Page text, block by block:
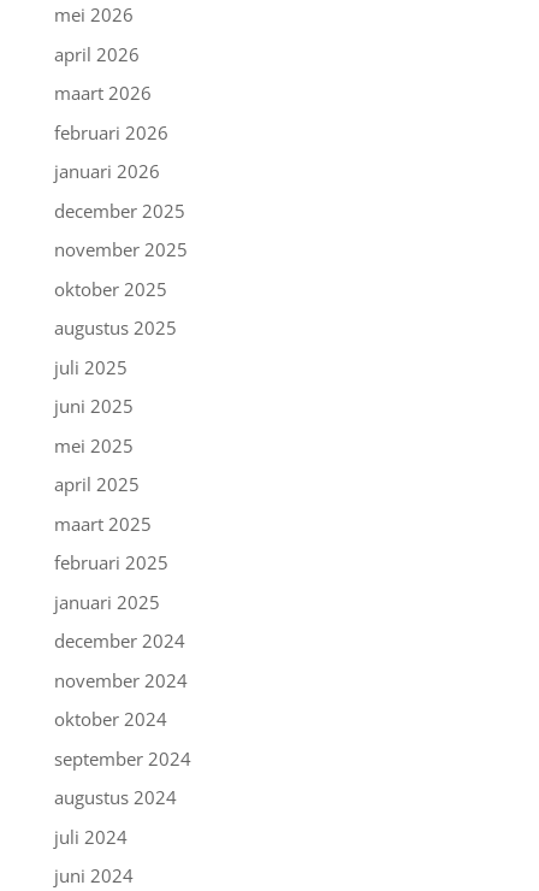
mei 2026
april 2026
maart 2026
februari 2026
januari 2026
december 2025
november 2025
oktober 2025
augustus 2025
juli 2025
juni 2025
mei 2025
april 2025
maart 2025
februari 2025
januari 2025
december 2024
november 2024
oktober 2024
september 2024
augustus 2024
juli 2024
juni 2024